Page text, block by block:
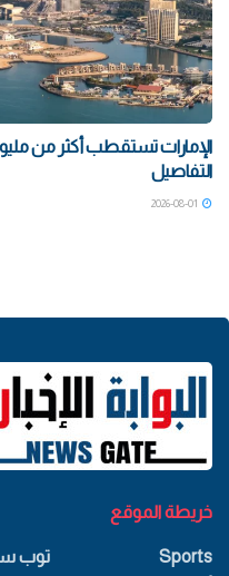
الإمارات تستقطب أكثر من
التفاصيل
خريطة الموقع
Sports
توب